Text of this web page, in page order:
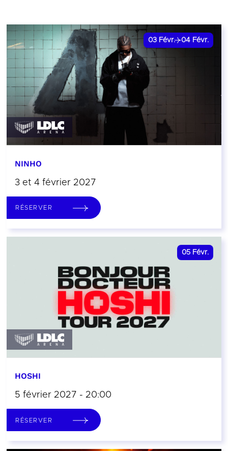
03 Févr. 04 Févr.
NINHO
3 et 4 février 2027
RÉSERVER
05 Févr.
HOSHI
5 février 2027 - 20:00
RÉSERVER